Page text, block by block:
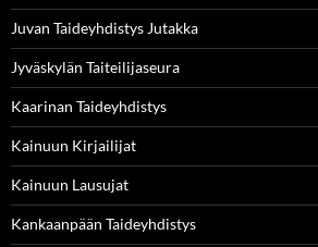
Juvan Taideyhdistys Jutakka
Jyväskylän Taiteilijaseura
Kaarinan Taideyhdistys
Kainuun Kirjailijat
Kainuun Lausujat
Kankaanpään Taideyhdistys